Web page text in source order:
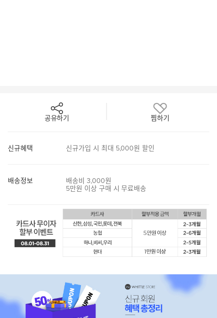
공유하기 찜하기
신규혜택 신규가입 시 최대 5,000원 할인
배송정보
배송비 3,000원
5만원 이상 구매 시 무료배송